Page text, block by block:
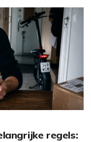
regels: